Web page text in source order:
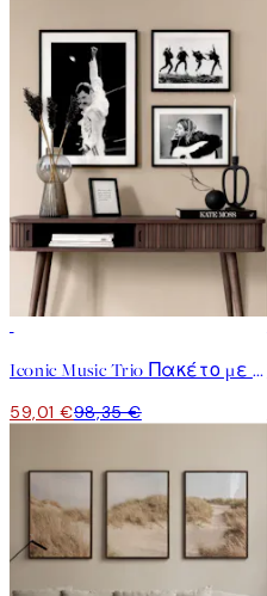
Iconic Music Trio Πακέτο με poster
59,01 €98,35 €